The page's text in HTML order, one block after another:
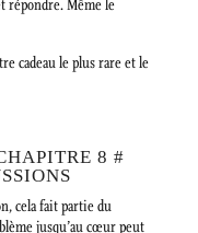
répondre. Même le
cadeau le plus rare et le
8 #
cela fait partie du
jusqu’au cœur peut